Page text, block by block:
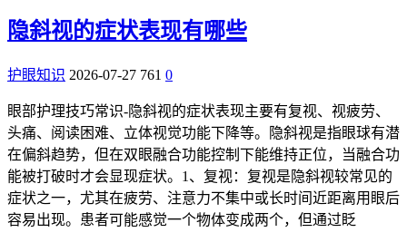
隐斜视的症状表现有哪些
护眼知识 2026-07-27 761 0
眼部护理技巧常识-隐斜视的症状表现主要有复视、视疲劳、
头痛、阅读困难、立体视觉功能下降等。隐斜视是指眼球有潜
在偏斜趋势，但在双眼融合功能控制下能维持正位，当融合功
能被打破时才会显现症状。1、复视：复视是隐斜视较常见的
症状之一，尤其在疲劳、注意力不集中或长时间近距离用眼后
容易出现。患者可能感觉一个物体变成两个，但通过眨